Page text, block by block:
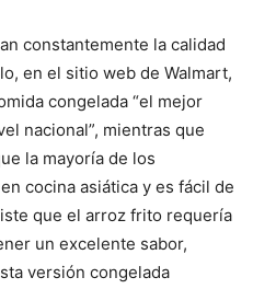
constantemente la calidad
en el sitio web de Walmart,
congelada “el mejor
nacional”, mientras que
la mayoría de los
cocina asiática y es fácil de
que el arroz frito requería
un excelente sabor,
versión congelada